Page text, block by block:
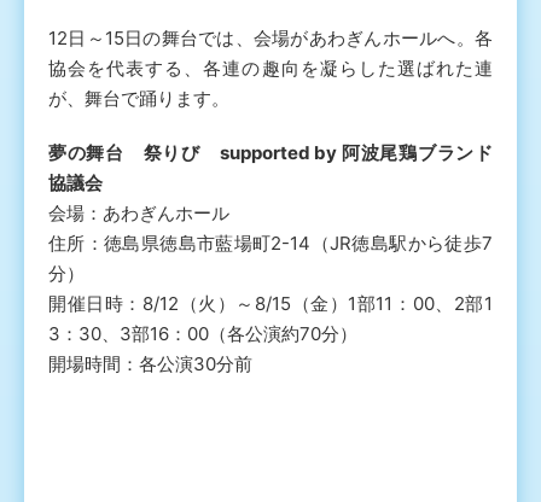
12日～15日の舞台では、会場があわぎんホールへ。各
協会を代表する、各連の趣向を凝らした選ばれた連
が、舞台で踊ります。
夢の舞台 祭りび supported by 阿波尾鶏ブランド
協議会
会場：あわぎんホール
住所：徳島県徳島市藍場町2-14（JR徳島駅から徒歩7
分）
開催日時：8/12（火）～8/15（金）1部11：00、2部1
3：30、3部16：00（各公演約70分）
開場時間：各公演30分前